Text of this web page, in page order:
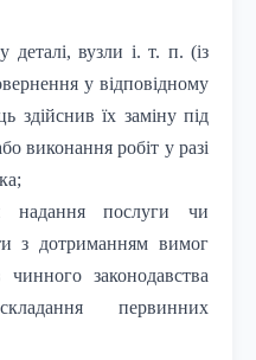
деталі, вузли і. т. п. (із
у відповідному
здійснив їх заміну під
виконання робіт у разі
надання послуги чи
з дотриманням вимог
законодавства
первинних